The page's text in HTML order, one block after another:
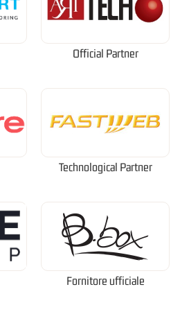
Official Partner
Technological Partner
Fornitore ufficiale